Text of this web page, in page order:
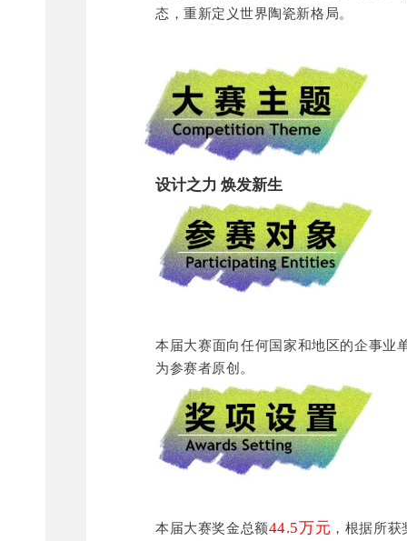
态，重新定义世界陶瓷新格局。
设计之力 焕发新生
本届大赛面向任何国家和地区的企事业
为参赛者原创。
本届大赛奖金总额44.5万元 ，根据所